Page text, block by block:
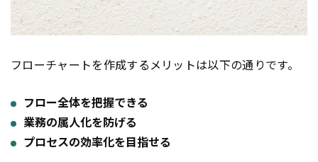
フローチャートを作成するメリットは以下の通りです。
フロー全体を把握できる
業務の属人化を防げる
プロセスの効率化を目指せる